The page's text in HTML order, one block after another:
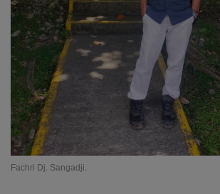
Fachri Dj. Sangadji.